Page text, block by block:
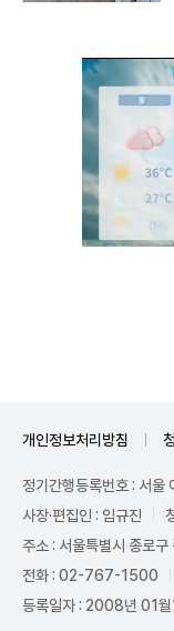
개인정보처리방침
정기간행등록번호 : 서
사장·편집인 : 임규진
주소 : 서울특별시 종로
전화 : 02-767-1500
등록일자 : 2008년 01